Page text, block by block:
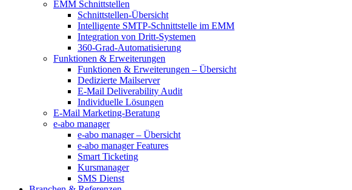
EMM Schnittstellen
Schnittstellen-Übersicht
Intelligente SMTP-Schnittstelle im EMM
Integration von Dritt-Systemen
360-Grad-Automatisierung
Funktionen & Erweiterungen
Funktionen & Erweiterungen – Übersicht
Dedizierte Mailserver
E-Mail Deliverability Audit
Individuelle Lösungen
E-Mail Marketing-Beratung
e-abo manager
e-abo manager – Übersicht
e-abo manager Features
Smart Ticketing
Kursmanager
SMS Dienst